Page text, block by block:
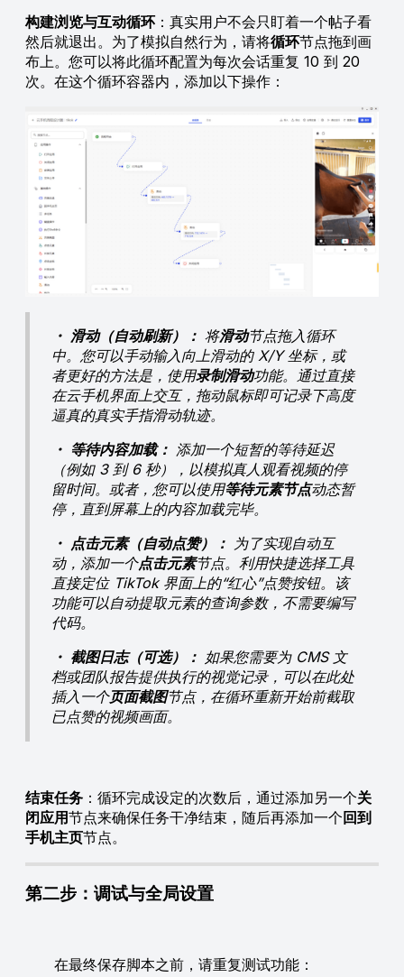
构建浏览与互动循环：真实用户不会只盯着一个帖子看
然后就退出。为了模拟自然行为，请将循环节点拖到画
布上。您可以将此循环配置为每次会话重复 10 到 20
次。在这个循环容器内，添加以下操作：
・ 滑动（自动刷新）： 将滑动节点拖入循环
中。您可以手动输入向上滑动的 X/Y 坐标，或
者更好的方法是，使用录制滑动功能。通过直接
在云手机界面上交互，拖动鼠标即可记录下高度
逼真的真实手指滑动轨迹。
・ 等待内容加载： 添加一个短暂的等待延迟
（例如 3 到 6 秒），以模拟真人观看视频的停
留时间。或者，您可以使用等待元素节点动态暂
停，直到屏幕上的内容加载完毕。
・ 点击元素（自动点赞）： 为了实现自动互
动，添加一个点击元素节点。利用快捷选择工具
直接定位 TikTok 界面上的“红心”点赞按钮。该
功能可以自动提取元素的查询参数，不需要编写
代码。
・ 截图日志（可选）： 如果您需要为 CMS 文
档或团队报告提供执行的视觉记录，可以在此处
插入一个页面截图节点，在循环重新开始前截取
已点赞的视频画面。
结束任务 ：循环完成设定的次数后，通过添加另一个关
闭应用节点来确保任务干净结束，随后再添加一个回到
手机主页节点。
第二步：调试与全局设置
在最终保存脚本之前，请重复测试功能：